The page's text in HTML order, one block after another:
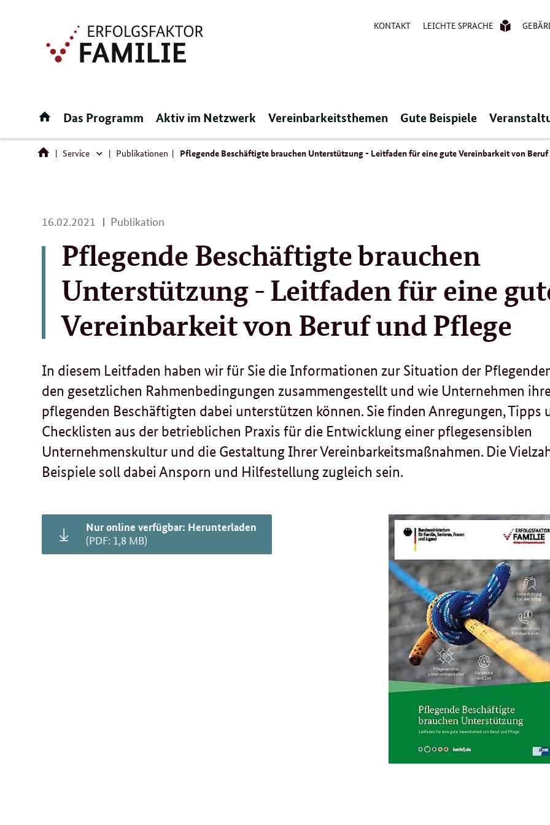
KONTAKT LEICHTE SPRACHE
Startseite
Das Programm Aktiv im Netzwerk Vereinbarkeitsthemen Gute Beispiele
Service ServicePublikationen Pflegende Beschäftigte brauchen Unterstützung - Leitfaden für eine gute Vereinbarkeit von
Pflegende Beschäftigte brauchen
Unterstützung - Leitfaden für eine
Vereinbarkeit von Beruf und Pflege
16.02.2021
16.
2021
Publikation
In diesem Leitfaden haben wir für Sie die Informationen zur Situation der
den gesetzlichen Rahmenbedingungen zusammengestellt und wie Unternehmen
pflegenden Beschäftigten dabei unterstützen können. Sie finden Anregungen, Tipps
Checklisten aus der betrieblichen Praxis für die Entwicklung einer pflegesensiblen
Unternehmenskultur und die Gestaltung Ihrer Vereinbarkeitsmaßnahmen. Die
Beispiele soll dabei Ansporn und Hilfestellung zugleich sein.
Nur online verfügbar: Herunterladen
(PDF: 1,8 MB)